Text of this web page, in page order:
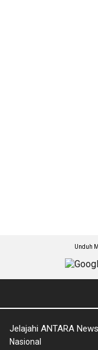
Unduh
Jelajahi ANTARA
Nasional